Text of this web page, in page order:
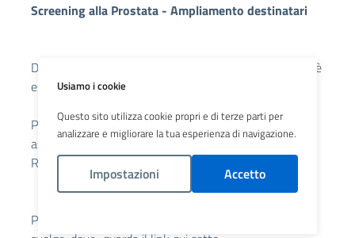
Screening alla Prostata - Ampliamento destinatari
Dal 15 giugno, lo screening per il tumore alla prostata è
esteso alla fascia di età 60-64 anni.
Possono quindi partecipare allo screening gli uomini
assistiti in Lombardia (iscritti al Servizio Sanitario
Regionale) di età compresa tra i 50 e i 64 anni.
Per tutte le informazioni su come accedere, come si
Usiamo i cookie
Questo sito utilizza cookie propri e di terze parti per
analizzare e migliorare la tua esperienza di navigazione.
Impostazioni Accetto